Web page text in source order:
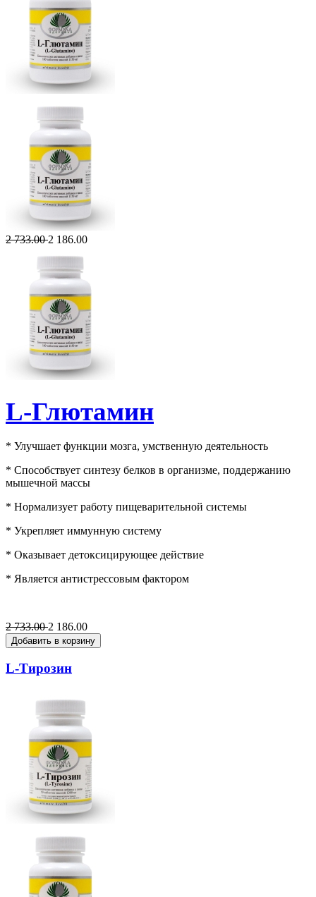
2 733.002 186.00
L-Глютамин
* Улучшает функции мозга, умственную деятельность
* Способствует синтезу белков в организме, поддержанию
мышечной массы
* Нормализует работу пищеварительной системы
* Укрепляет иммунную систему
* Оказывает детоксицирующее действие
* Является антистрессовым фактором
2 733.002 186.00
Добавить в корзину
L-Тирозин